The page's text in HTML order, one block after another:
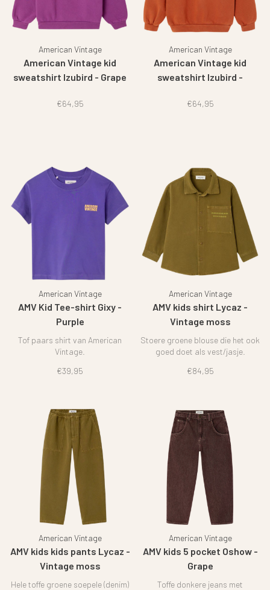
American Vintage
American Vintage kid
sweatshirt Izubird - Grape
€64,95
American Vintage
American Vintage kid
sweatshirt Izubird -
€64,95
American Vintage
AMV Kid Tee-shirt Gixy -
Purple
Tof paars shirt van American
Vintage.
€39,95
American Vintage
AMV kids shirt Lycaz -
Vintage moss
Stoere groene blouse die het ook
goed doet als vest/jasje.
€84,95
American Vintage
AMV kids kids pants Lycaz -
Vintage moss
Hele toffe groene soepele (denim)
American Vintage
AMV kids 5 pocket Oshow -
Grape
Toffe donkere jeans met